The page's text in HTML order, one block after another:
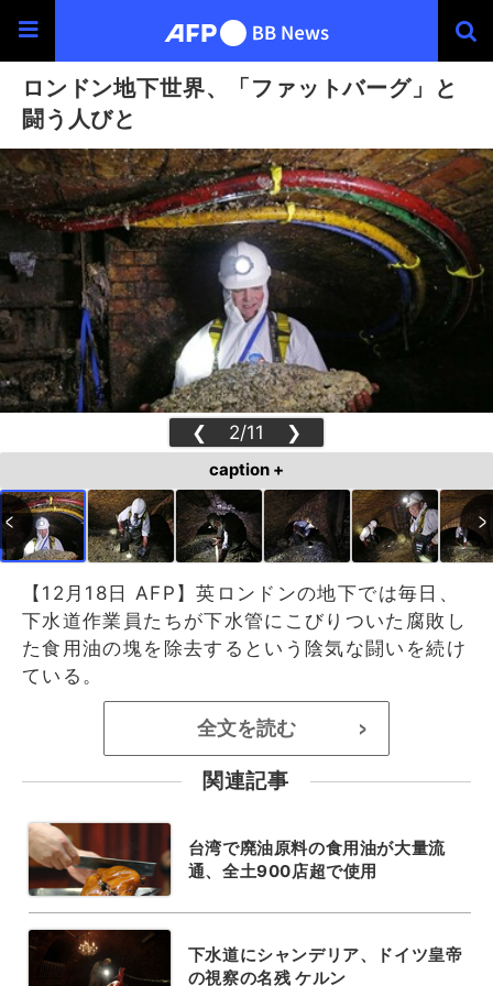
ロンドン地下世界、「ファットバーグ」と
闘う人びと
❮ 2/11 ❯
caption +
【12月18日 AFP】英ロンドンの地下では毎日、
下水道作業員たちが下水管にこびりついた腐敗し
た食用油の塊を除去するという陰気な闘いを続け
ている。
全文を読む >
関連記事
台湾で廃油原料の食用油が大量流
通、全土900店超で使用
下水道にシャンデリア、ドイツ皇帝
の視察の名残 ケルン